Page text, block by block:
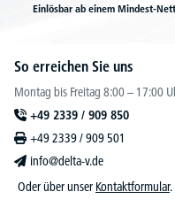
Einlösbar ab einem Mindest-
So erreichen Sie uns
Montag bis Freitag 8:00 – 17:00
+49 2339 / 909 850
+49 2339 / 909 501
info@delta-v.de
Oder über unser Kontaktformular.